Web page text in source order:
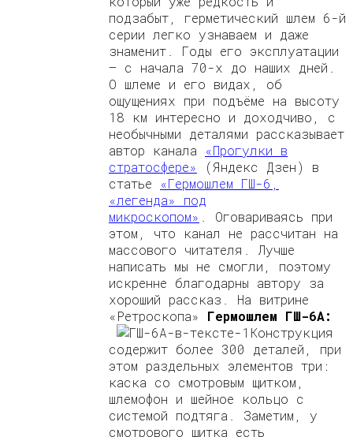
подзабыт, герметический шлем 6-й
серии легко узнаваем и даже
знаменит. Годы его эксплуатации
— с начала 70-х до наших дней.
О шлеме и его видах, об
ощущениях при подъёме на высоту
18 км интересно и доходчиво, с
необычными деталями рассказывает
автор канала «Прогулки в
стратосфере» (Яндекс Дзен) в
статье «Гермошлем ГШ-6,
«легенда» под
микроскопом» . Оговариваясь при
этом, что канал не рассчитан на
массового читателя. Лучше
написать мы не смогли, поэтому
искренне благодарны автору за
хороший рассказ. На витрине
«Ретроскопа» Гермошлем ГШ-6А:
Конструкция
содержит более 300 деталей, при
этом раздельных элементов три:
каска со смотровым щитком,
шлемофон и шейное кольцо с
системой подтяга. Заметим, у
смотрового щитка есть